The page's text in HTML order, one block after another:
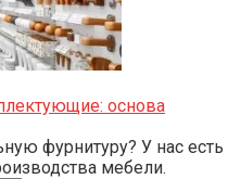
основа
фурнитуру? У нас есть
мебели.